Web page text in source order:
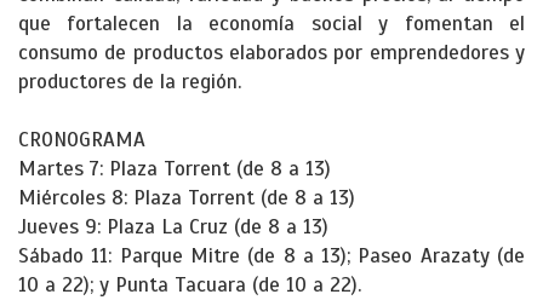
que fortalecen la economía social y fomentan el
consumo de productos elaborados por emprendedores y
productores de la región.
CRONOGRAMA
Martes 7: Plaza Torrent (de 8 a 13)
Miércoles 8: Plaza Torrent (de 8 a 13)
Jueves 9: Plaza La Cruz (de 8 a 13)
Sábado 11: Parque Mitre (de 8 a 13); Paseo Arazaty (de
10 a 22); y Punta Tacuara (de 10 a 22).